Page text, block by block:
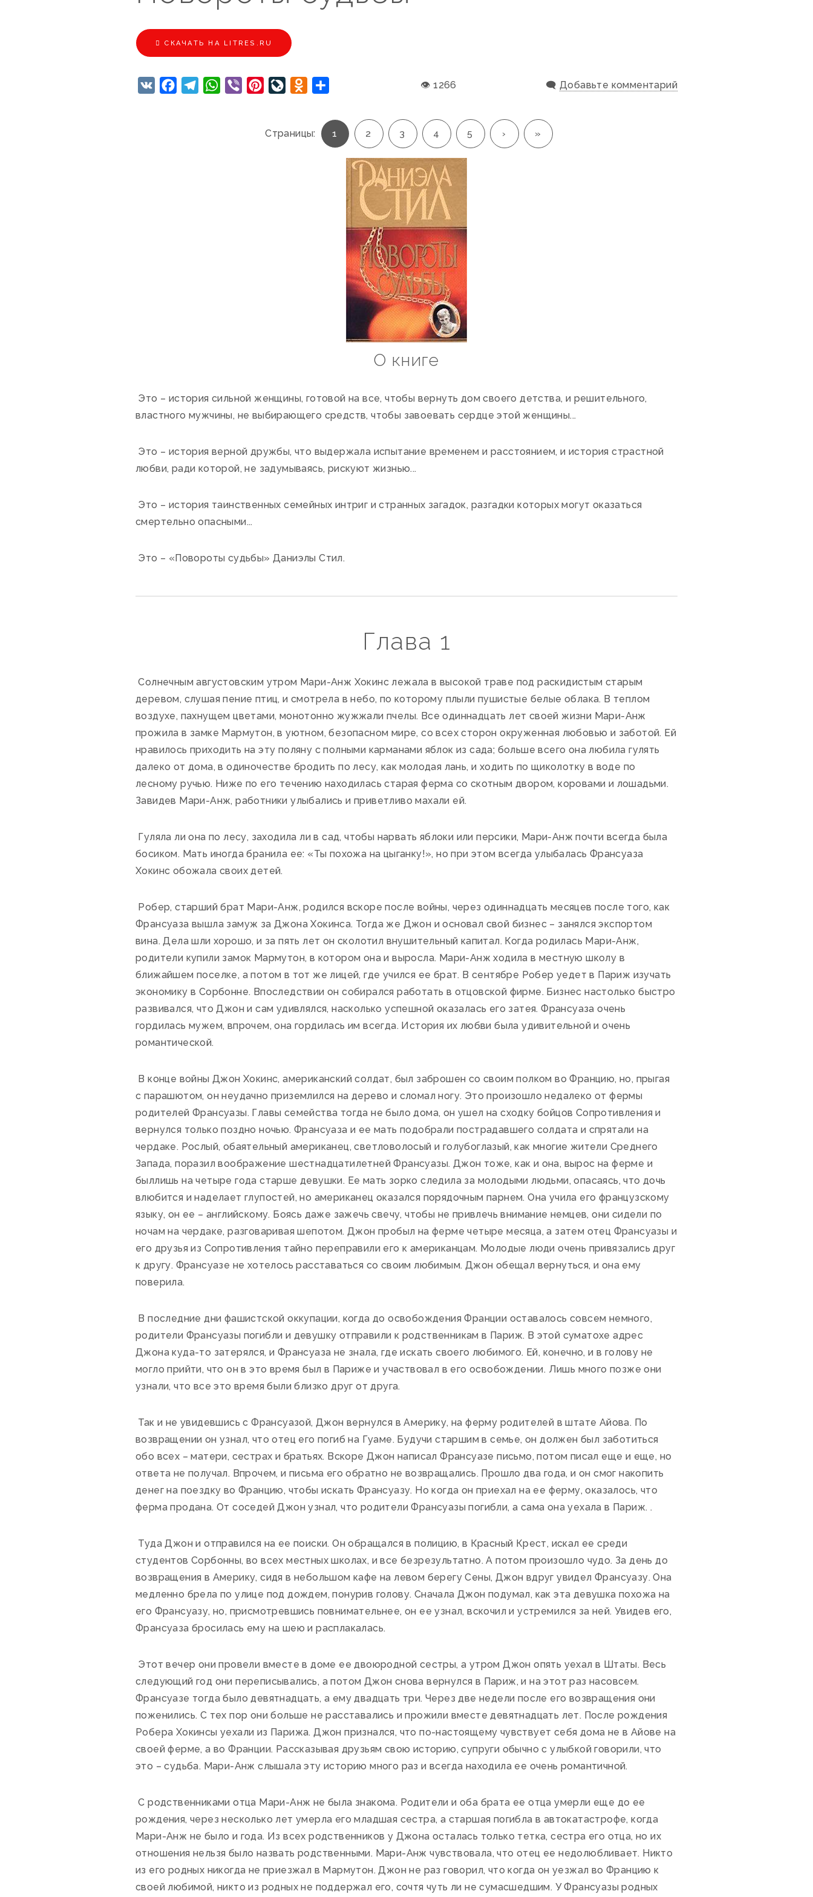
CКАЧАТЬ НА LITRES.RU
VK FacebookTelegramWhatsApp
Viber PinterestLiveJournalOdnoklassniki 👁 1266 🗨️ Добавьте комментарий
Страницы: 1 2 3 4 5 › »
О книге
Это – история сильной женщины, готовой на все, чтобы вернуть дом своего детства, и решительного,
властного мужчины, не выбирающего средств, чтобы завоевать сердце этой женщины...
Это – история верной дружбы, что выдержала испытание временем и расстоянием, и история страстной
любви, ради которой, не задумываясь, рискуют жизнью...
Это – история таинственных семейных интриг и странных загадок, разгадки которых могут оказаться
смертельно опасными...
Это – «Повороты судьбы» Даниэлы Стил.
Глава 1
Солнечным августовским утром Мари-Анж Хокинс лежала в высокой траве под раскидистым старым
деревом, слушая пение птиц, и смотрела в небо, по которому плыли пушистые белые облака. В теплом
воздухе, пахнущем цветами, монотонно жужжали пчелы. Все одиннадцать лет своей жизни Мари-Анж
прожила в замке Мармутон, в уютном, безопасном мире, со всех сторон окруженная любовью и заботой. Ей
нравилось приходить на эту поляну с полными карманами яблок из сада; больше всего она любила гулять
далеко от дома, в одиночестве бродить по лесу, как молодая лань, и ходить по щиколотку в воде по
лесному ручью. Ниже по его течению находилась старая ферма со скотным двором, коровами и лошадьми.
Завидев Мари-Анж, работники улыбались и приветливо махали ей.
Гуляла ли она по лесу, заходила ли в сад, чтобы нарвать яблоки или персики, Мари-Анж почти всегда была
босиком. Мать иногда бранила ее: «Ты похожа на цыганку!», но при этом всегда улыбалась Франсуаза
Хокинс обожала своих детей.
Робер, старший брат Мари-Анж, родился вскоре после войны, через одиннадцать месяцев после того, как
Франсуаза вышла замуж за Джона Хокинса. Тогда же Джон и основал свой бизнес – занялся экспортом
вина. Дела шли хорошо, и за пять лет он сколотил внушительный капитал. Когда родилась Мари-Анж,
родители купили замок Мармутон, в котором она и выросла. Мари-Анж ходила в местную школу в
ближайшем поселке, а потом в тот же лицей, где учился ее брат. В сентябре Робер уедет в Париж изучать
экономику в Сорбонне. Впоследствии он собирался работать в отцовской фирме. Бизнес настолько быстро
развивался, что Джон и сам удивлялся, насколько успешной оказалась его затея. Франсуаза очень
гордилась мужем, впрочем, она гордилась им всегда. История их любви была удивительной и очень
романтической.
В конце войны Джон Хокинс, американский солдат, был заброшен со своим полком во Францию, но, прыгая
с парашютом, он неудачно приземлился на дерево и сломал ногу. Это произошло недалеко от фермы
родителей Франсуазы. Главы семейства тогда не было дома, он ушел на сходку бойцов Сопротивления и
вернулся только поздно ночью. Франсуаза и ее мать подобрали пострадавшего солдата и спрятали на
чердаке. Рослый, обаятельный американец, светловолосый и голубоглазый, как многие жители Среднего
Запада, поразил воображение шестнадцатилетней Франсуазы. Джон тоже, как и она, вырос на ферме и
быллишь на четыре года старше девушки. Ее мать зорко следила за молодыми людьми, опасаясь, что дочь
влюбится и наделает глупостей, но американец оказался порядочным парнем. Она учила его французскому
языку, он ее – английскому. Боясь даже зажечь свечу, чтобы не привлечь внимание немцев, они сидели по
ночам на чердаке, разговаривая шепотом. Джон пробыл на ферме четыре месяца, а затем отец Франсуазы и
его друзья из Сопротивления тайно переправили его к американцам. Молодые люди очень привязались друг
к другу. Франсуазе не хотелось расставаться со своим любимым. Джон обещал вернуться, и она ему
поверила.
В последние дни фашистской оккупации, когда до освобождения Франции оставалось совсем немного,
родители Франсуазы погибли и девушку отправили к родственникам в Париж. В этой суматохе адрес
Джона куда-то затерялся, и Франсуаза не знала, где искать своего любимого. Ей, конечно, и в голову не
могло прийти, что он в это время был в Париже и участвовал в его освобождении. Лишь много позже они
узнали, что все это время были близко друг от друга.
Так и не увидевшись с Франсуазой, Джон вернулся в Америку, на ферму родителей в штате Айова. По
возвращении он узнал, что отец его погиб на Гуаме. Будучи старшим в семье, он должен был заботиться
обо всех – матери, сестрах и братьях. Вскоре Джон написал Франсуазе письмо, потом писал еще и еще, но
ответа не получал. Впрочем, и письма его обратно не возвращались. Прошло два года, и он смог накопить
денег на поездку во Францию, чтобы искать Франсуазу. Но когда он приехал на ее ферму, оказалось, что
ферма продана. От соседей Джон узнал, что родители Франсуазы погибли, а сама она уехала в Париж. .
Туда Джон и отправился на ее поиски. Он обращался в полицию, в Красный Крест, искал ее среди
студентов Сорбонны, во всех местных школах, и все безрезультатно. А потом произошло чудо. За день до
возвращения в Америку, сидя в небольшом кафе на левом берегу Сены, Джон вдруг увидел Франсуазу. Она
медленно брела по улице под дождем, понурив голову. Сначала Джон подумал, как эта девушка похожа на
его Франсуазу, но, присмотревшись повнимательнее, он ее узнал, вскочил и устремился за ней. Увидев его,
Франсуаза бросилась ему на шею и расплакалась.
Этот вечер они провели вместе в доме ее двоюродной сестры, а утром Джон опять уехал в Штаты. Весь
следующий год они переписывались, а потом Джон снова вернулся в Париж, и на этот раз насовсем.
Франсуазе тогда было девятнадцать, а ему двадцать три. Через две недели после его возвращения они
поженились. С тех пор они больше не расставались и прожили вместе девятнадцать лет. После рождения
Робера Хокинсы уехали из Парижа. Джон признался, что по-настоящему чувствует себя дома не в Айове на
своей ферме, а во Франции. Рассказывая друзьям свою историю, супруги обычно с улыбкой говорили, что
это – судьба. Мари-Анж слышала эту историю много раз и всегда находила ее очень романтичной.
С родственниками отца Мари-Анж не была знакома. Родители и оба брата ее отца умерли еще до ее
рождения, через несколько лет умерла его младшая сестра, а старшая погибла в автокатастрофе, когда
Мари-Анж не было и года. Из всех родственников у Джона осталась только тетка, сестра его отца, но их
отношения нельзя было назвать родственными. Мари-Анж чувствовала, что отец ее недолюбливает. Никто
из его родных никогда не приезжал в Мармутон. Джон не раз говорил, что когда он уезжал во Францию к
своей любимой, никто из родных не поддержал его, сочтя чуть ли не сумасшедшим. У Франсуазы родных